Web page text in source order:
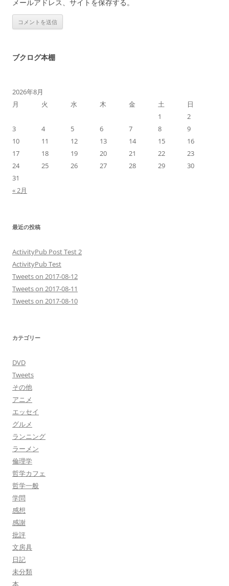
メールアドレス、サイトを保存する。
ブクログ本棚
2026年8月
月
火 水 木 金 土
日
1
2
3
4 5 6 7 8
9
10
11 12 13 14 15
16
17
18 19 20 21 22
23
24
25 26 27 28 29
30
31
« 2月
最近の投稿
ActivityPub Post Test 2
ActivityPub Test
Tweets on 2017-08-12
Tweets on 2017-08-11
Tweets on 2017-08-10
カテゴリー
DVD
Tweets
その他
アニメ
エッセイ
グルメ
ランニング
ラーメン
倫理学
哲学カフェ
哲学一般
学問
感想
感謝
批評
文房具
日記
未分類
本